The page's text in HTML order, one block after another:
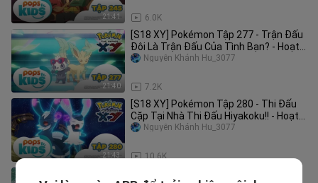
21:41 6.0K
21:40
[S18 XY] Pokémon Tập 277 - Trận Đấu
Đôi Là Trận Đấu Của Tình Bạn? - Hoạt
Hình Pokémon Tiếng Việt
7.2K
Nguyễn Khánh Hu_3077
21:43
[S18 XY] Pokémon Tập 280 - Thi Đấu
Cặp Tại Nhà Thi Đấu Hiyakoku!! - Hoạt
Hình Pokémon Tiếng Việt
10.6K
Nguyễn Khánh Hu_3077